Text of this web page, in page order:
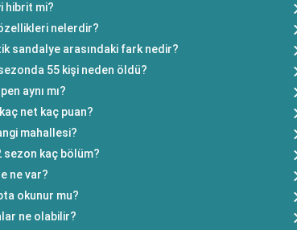
hibrit mi?
nelerdir?
sandalye arasındaki fark nedir?
55 kişi neden öldü?
aynı mı?
net kaç puan?
mahallesi?
sezon kaç bölüm?
ne var?
okunur mu?
ne olabilir?